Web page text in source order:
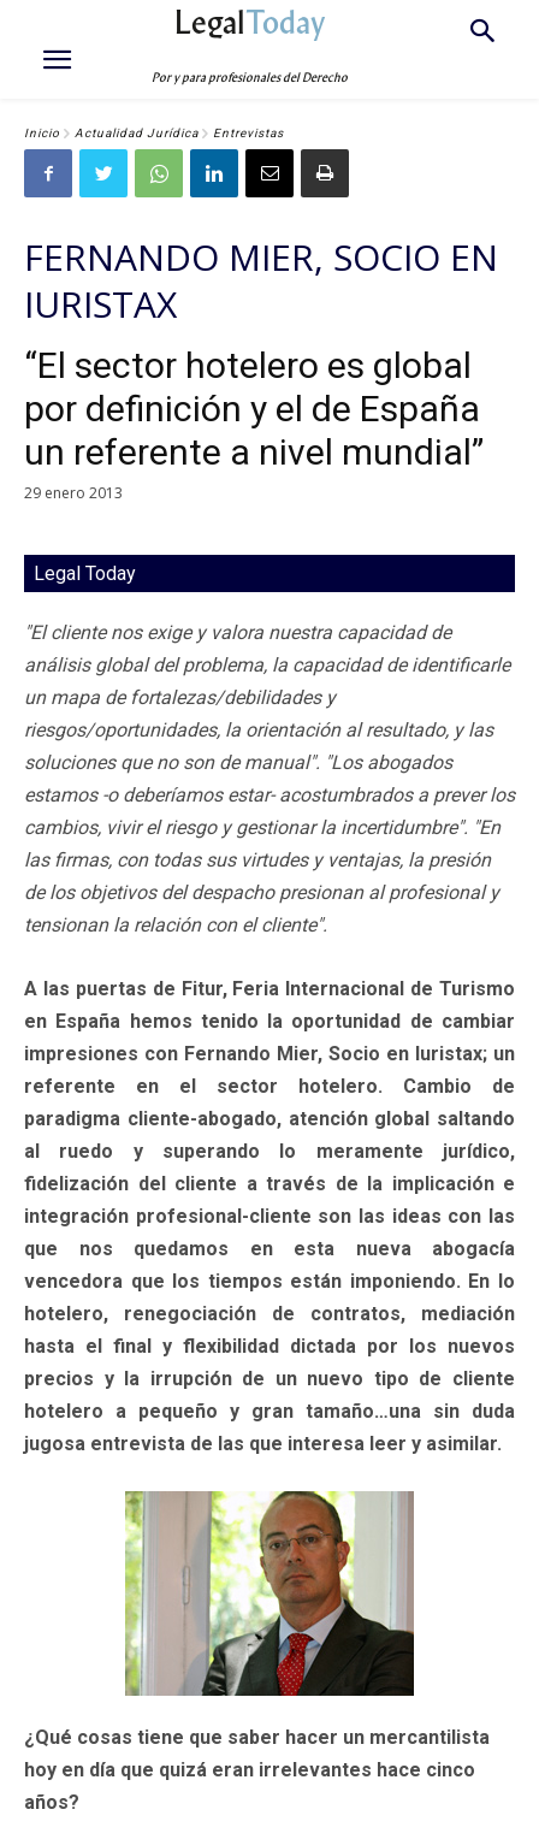
LegalToday
Por y para profesionales del Derecho
Inicio Actualidad Jurídica Entrevistas
FERNANDO MIER, SOCIO EN
IURISTAX
“El sector hotelero es global
por definición y el de España
un referente a nivel mundial”
29 enero 2013
Legal Today
"El cliente nos exige y valora nuestra capacidad de
análisis global del problema, la capacidad de identificarle
un mapa de fortalezas/debilidades y
riesgos/oportunidades, la orientación al resultado, y las
soluciones que no son de manual". "Los abogados
estamos -o deberíamos estar- acostumbrados a prever los
cambios, vivir el riesgo y gestionar la incertidumbre". "En
las firmas, con todas sus virtudes y ventajas, la presión
de los objetivos del despacho presionan al profesional y
tensionan la relación con el cliente".
A las puertas de Fitur, Feria Internacional de Turismo
en España hemos tenido la oportunidad de cambiar
impresiones con Fernando Mier, Socio en Iuristax; un
referente en el sector hotelero. Cambio de
paradigma cliente-abogado, atención global saltando
al ruedo y superando lo meramente jurídico,
fidelización del cliente a través de la implicación e
integración profesional-cliente son las ideas con las
que nos quedamos en esta nueva abogacía
vencedora que los tiempos están imponiendo. En lo
hotelero, renegociación de contratos, mediación
hasta el final y flexibilidad dictada por los nuevos
precios y la irrupción de un nuevo tipo de cliente
hotelero a pequeño y gran tamaño…una sin duda
jugosa entrevista de las que interesa leer y asimilar.
¿Qué cosas tiene que saber hacer un mercantilista
hoy en día que quizá eran irrelevantes hace cinco
años?